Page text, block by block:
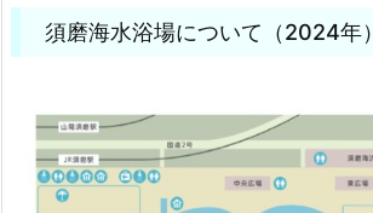
須磨海水浴場について（2024年）